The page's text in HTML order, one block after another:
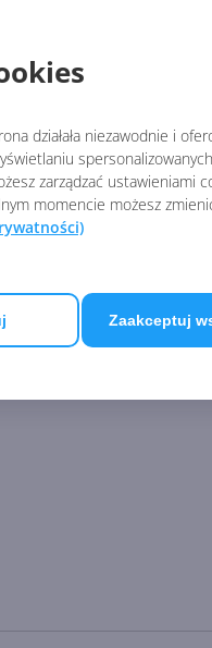
działała niezawodnie i
zarządzać ustawieniami
momencie możesz
Zaakceptuj
wykresów i grafów –
pierwszy, wymagane
że Twoje
Copilot+ PCs
i Intel nadejdzie